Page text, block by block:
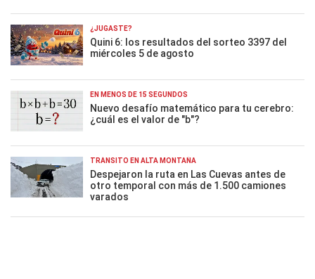
¿JUGASTE?
Quini 6: los resultados del sorteo 3397 del
miércoles 5 de agosto
EN MENOS DE 15 SEGUNDOS
Nuevo desafío matemático para tu cerebro:
¿cuál es el valor de "b"?
TRÁNSITO EN ALTA MONTAÑA
Despejaron la ruta en Las Cuevas antes de
otro temporal con más de 1.500 camiones
varados